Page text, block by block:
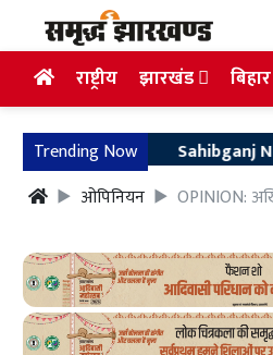
राष्ट्रीय झारखंड बिहार
Trending NowSahibganj News:
ओपिनियन
OPINION: